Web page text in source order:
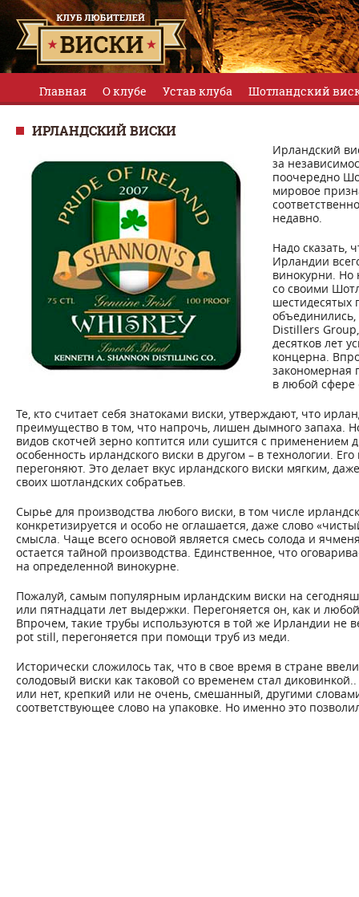
Главная О клубе Устав клуба Шотландский
ИРЛАНДСКИЙ ВИСКИ
Ирландский
за
поочередно
мировое
недавно.
Надо сказать,
Ирландии
винокурни. Но
со своими
шестидесятых
Distillers
десятков лет
концерна.
закономерная
в любой сфере
Те, кто считает себя знатоками виски, утверждают, что
преимущество в том, что напрочь, лишен дымного запаха.
видов скотчей зерно коптится или сушится с
особенность ирландского виски в другом – в технологии.
перегоняют. Это делает вкус ирландского виски мягким,
своих шотландских собратьев.
Сырье для производства любого виски, в том числе
конкретизируется и особо не оглашается, даже слово
смысла. Чаще всего основой является смесь солода и
остается тайной производства. Единственное, что
на определенной винокурне.
Пожалуй, самым популярным ирландским виски на
или пятнадцати лет выдержки. Перегоняется он, как и
Впрочем, такие трубы используются в той же Ирландии не
pot still, перегоняется при помощи труб из меди.
Исторически сложилось так, что в свое время в стране
солодовый виски как таковой со временем стал
или нет, крепкий или не очень, смешанный, другими
соответствующее слово на упаковке. Но именно это